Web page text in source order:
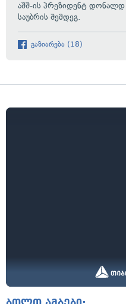
აშშ-ის პრეზიდენტ
საუბრის შემდეგ.
გაზიარება (18)